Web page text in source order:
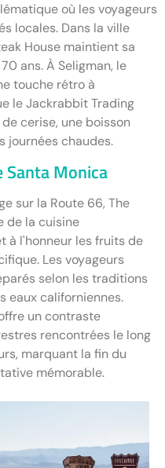
où les voyageurs
locales. Dans la ville
House maintient sa
ans. À Seligman, le
touche rétro à
le Jackrabbit Trading
cerise, une boisson
journées chaudes.
Santa Monica
sur la Route 66, The
de la cuisine
à l'honneur les fruits de
Les voyageurs
selon les traditions
eaux californiennes.
un contraste
rencontrées le long
marquant la fin du
mémorable.